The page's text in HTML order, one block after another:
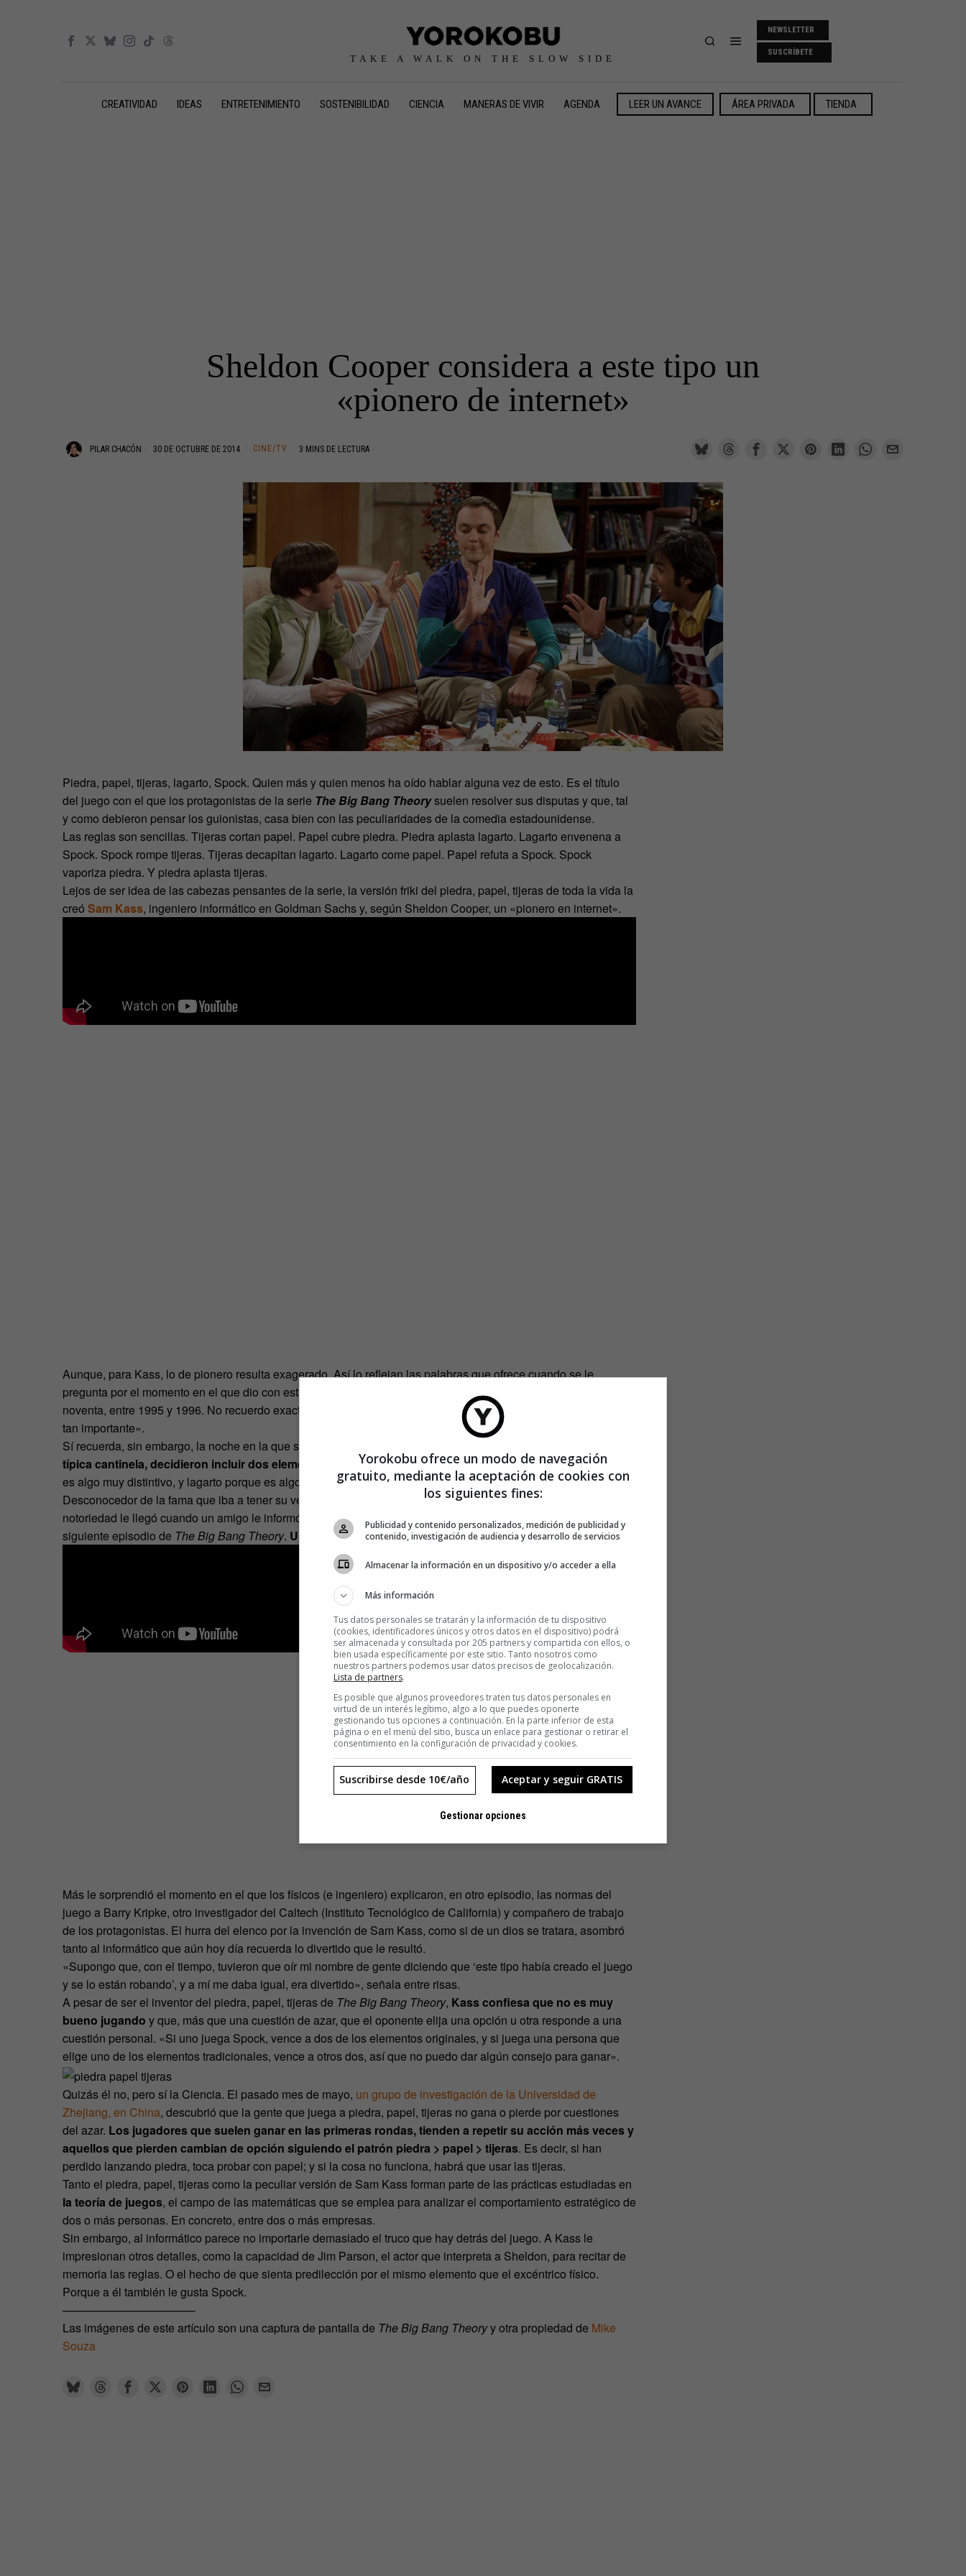
TAKE A WALK ON THE SLOW SIDE
NEWSLETTER
SUSCRÍBETE
CREATIVIDAD IDEAS ENTRETENIMIENTO SOSTENIBILIDAD CIENCIA MANERAS DE VIVIR AGENDA LEER UN AVANCE ÁREA PRIVADA TIENDA
Sheldon Cooper considera a este tipo un
«pionero de internet»
PILAR CHACÓN 30 DE OCTUBRE DE 2014 CINE/TV 3 MINS DE LECTURA
Piedra, papel, tijeras, lagarto, Spock. Quien más y quien menos ha oído hablar alguna vez de esto. Es el título
del juego con el que los protagonistas de la serie The Big Bang Theorysuelen resolver sus disputas y que, tal
y como debieron pensar los guionistas, casa bien con las peculiaridades de la comedia estadounidense.
Las reglas son sencillas. Tijeras cortan papel. Papel cubre piedra. Piedra aplasta lagarto. Lagarto envenena a
Spock. Spock rompe tijeras. Tijeras decapitan lagarto. Lagarto come papel. Papel refuta a Spock. Spock
vaporiza piedra. Y piedra aplasta tijeras.
Lejos de ser idea de las cabezas pensantes de la serie, la versión friki del piedra, papel, tijeras de toda la vida la
creó Sam Kass, ingeniero informático en Goldman Sachs y, según Sheldon Cooper, un «pionero en internet».
Aunque, para Kass, lo de pionero resulta exagerado. Así lo reflejan las palabras que ofrece cuando se le
pregunta por el momento en el que dio con esta ocurrencia. «Fue en algún momento de mediados de los
noventa, entre 1995 y 1996. No recuerdo exactamente el año porque en ese tiempo no pensé que iba a ser algo
tan importante».
Sí recuerda, sin embargo, la noche en la que su mujer, Karen Bryla, y él concibieron la idea.
típica cantinela, decidieron incluir dos elementos más al juego. ¿Y por qué lagarto y Spock? «Spock porque
es algo muy distintivo, y lagarto porque es algo parecido a un calcetín».
Desconocedor de la fama que iba a tener su versión,
decidió escribir en su página las reglas del juego
notoriedad le llegó cuando un amigo le informó de que el piedra, papel, tijeras, lagarto, Spock saldría en el
siguiente episodio de The Big Bang Theory. Una serie que Kass ignoraba que existiera.
Más le sorprendió el momento en el que los físicos (e ingeniero) explicaron, en otro episodio, las normas del
juego a Barry Kripke, otro investigador del Caltech (Instituto Tecnológico de California) y compañero de trabajo
de los protagonistas. El hurra del elenco por la invención de Sam Kass, como si de un dios se tratara, asombró
tanto al informático que aún hoy día recuerda lo divertido que le resultó.
«Supongo que, con el tiempo, tuvieron que oír mi nombre de gente diciendo que ‘este tipo había creado el juego
y se lo están robando’, y a mí me daba igual, era divertido», señala entre risas.
A pesar de ser el inventor del piedra, papel, tijeras de The Big Bang Theory, Kass confiesa que no es muy
bueno jugando y que, más que una cuestión de azar, que el oponente elija una opción u otra responde a una
cuestión personal. «Si uno juega Spock, vence a dos de los elementos originales, y si juega una persona que
elige uno de los elementos tradicionales, vence a otros dos, así que no puedo dar algún consejo para ganar».
Quizás él no, pero sí la Ciencia. El pasado mes de mayo, un grupo de investigación de la Universidad de
Zhejiang, en China, descubrió que la gente que juega a piedra, papel, tijeras no gana o pierde por cuestiones
del azar. Los jugadores que suelen ganar en las primeras rondas, tienden a repetir su acción más veces y
aquellos que pierden cambian de opción siguiendo el patrón piedra > papel > tijeras. Es decir, si han
perdido lanzando piedra, toca probar con papel; y si la cosa no funciona, habrá que usar las tijeras.
Tanto el piedra, papel, tijeras como la peculiar versión de Sam Kass forman parte de las prácticas estudiadas en
la teoría de juegos, el campo de las matemáticas que se emplea para analizar el comportamiento estratégico de
dos o más personas. En concreto, entre dos o más empresas.
Sin embargo, al informático parece no importarle demasiado el truco que hay detrás del juego. A Kass le
impresionan otros detalles, como la capacidad de Jim Parson, el actor que interpreta a Sheldon, para recitar de
memoria las reglas. O el hecho de que sienta predilección por el mismo elemento que el excéntrico físico.
Porque a él también le gusta Spock.
———————————–
Las imágenes de este artículo son una captura de pantalla de The Big Bang Theoryy otra propiedad de Mike
Souza
Yorokobu ofrece un modo de navegación
gratuito, mediante la aceptación de cookies con
los siguientes fines:
Publicidad y contenido personalizados, medición de publicidad y
contenido, investigación de audiencia y desarrollo de servicios
Almacenar la información en un dispositivo y/o acceder a ella
Más información
Tus datos personales se tratarán y la información de tu dispositivo
(cookies, identificadores únicos y otros datos en el dispositivo) podrá
ser almacenada y consultada por 205 partners y compartida con ellos, o
bien usada específicamente por este sitio. Tanto nosotros como
nuestros partners podemos usar datos precisos de geolocalización.
Lista de partners.
Es posible que algunos proveedores traten tus datos personales en
virtud de un interés legítimo, algo a lo que puedes oponerte
gestionando tus opciones a continuación. En la parte inferior de esta
página o en el menú del sitio, busca un enlace para gestionar o retirar el
consentimiento en la configuración de privacidad y cookies.
Aceptar y seguir GRATIS
Suscribirse desde 10€/año
Gestionar opciones